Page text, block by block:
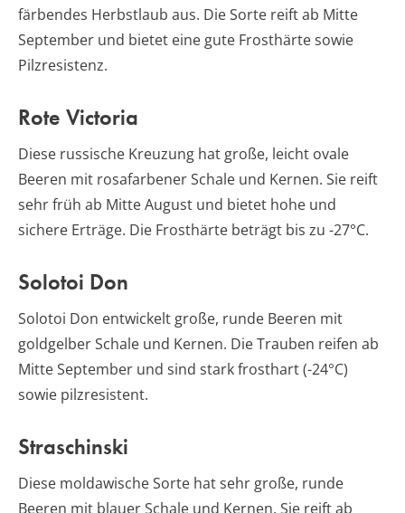
färbendes Herbstlaub aus. Die Sorte reift ab Mitte
September und bietet eine gute Frosthärte sowie
Pilzresistenz.
Rote Victoria
Diese russische Kreuzung hat große, leicht ovale
Beeren mit rosafarbener Schale und Kernen. Sie reift
sehr früh ab Mitte August und bietet hohe und
sichere Erträge. Die Frosthärte beträgt bis zu -27°C.
Solotoi Don
Solotoi Don entwickelt große, runde Beeren mit
goldgelber Schale und Kernen. Die Trauben reifen ab
Mitte September und sind stark frosthart (-24°C)
sowie pilzresistent.
Straschinski
Diese moldawische Sorte hat sehr große, runde
Beeren mit blauer Schale und Kernen. Sie reift ab